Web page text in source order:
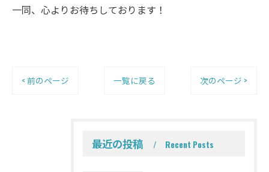
一同、心よりお待ちしております！
< 前のページ 一覧に戻る 次のページ >
最近の投稿 Recent Posts